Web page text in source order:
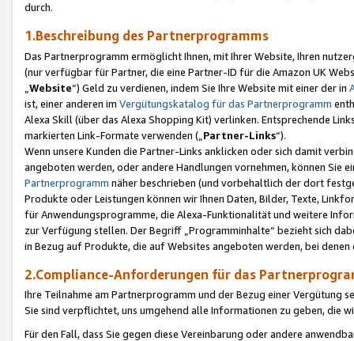
durch.
1.Beschreibung des Partnerprogramms
Das Partnerprogramm ermöglicht Ihnen, mit Ihrer Website, Ihren
(nur verfügbar für Partner, die eine Partner-ID für die Amazon UK
Website“) Geld zu verdienen, indem Sie Ihre Website mit einer der in
ist, einer anderen im Vergütungskatalog für das Partnerprogramm
Alexa Skill (über das Alexa Shopping Kit) verlinken. Entsprechende
markierten Link-Formate verwenden („ Partner-Links“).
Wenn unsere Kunden die Partner-Links anklicken oder sich damit
angeboten werden, oder andere Handlungen vornehmen, können Sie
Partnerprogramm näher beschrieben (und vorbehaltlich der dort
Produkte oder Leistungen können wir Ihnen Daten, Bilder, Texte,
für Anwendungsprogramme, die Alexa-Funktionalität und weitere
zur Verfügung stellen. Der Begriff „Programminhalte“ bezieht sich
in Bezug auf Produkte, die auf Websites angeboten werden, bei
2.Compliance-Anforderungen für das
Ihre Teilnahme am Partnerprogramm und der Bezug einer Vergütung
Sie sind verpflichtet, uns umgehend alle Informationen zu geben, die
Für den Fall, dass Sie gegen diese Vereinbarung oder andere